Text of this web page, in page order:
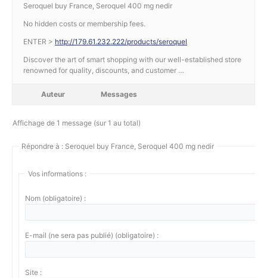
Seroquel buy France, Seroquel 400 mg nedir
No hidden costs or membership fees.
ENTER > http://179.61.232.222/products/seroquel
Discover the art of smart shopping with our well-established store
renowned for quality, discounts, and customer …
Auteur Messages
Affichage de 1 message (sur 1 au total)
Répondre à : Seroquel buy France, Seroquel 400 mg nedir
Vos informations :
Nom (obligatoire) :
E-mail (ne sera pas publié) (obligatoire) :
Site :